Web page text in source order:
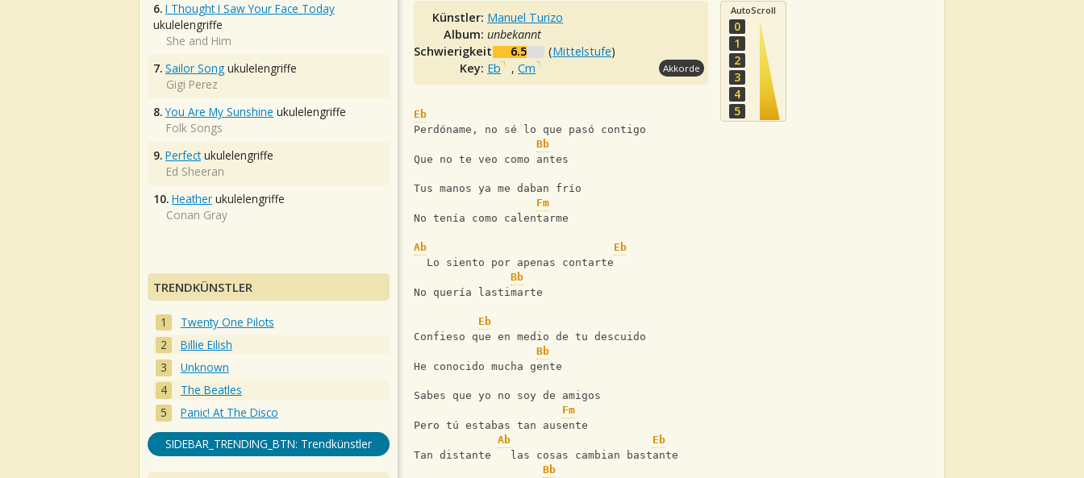
Künstler: Manuel Turizo
Album:unbekannt
Schwierigkeit:
6.5 (Mittelstufe)
Key: Eb ,Cm Akkorde
AutoScroll
0
1
2
3
4
5
Eb
Perdóname, no sé lo que pasó contigo
Bb
Que no te veo como antes
Tus manos ya me daban frío
Fm
No tenía como calentarme
Ab
Eb
  Lo siento por apenas contarte
Bb
No quería lastimarte
Eb
Confieso que en medio de tu descuido
Bb
He conocido mucha gente
Sabes que yo no soy de amigos
Fm
Pero tú estabas tan ausente
Ab
Eb
Tan distante   las cosas cambian bastante
Bb
6. I Thought I Saw Your Face Today
ukulelengriffe
She and Him
7. Sailor Song ukulelengriffe
Gigi Perez
8. You Are My Sunshine ukulelengriffe
Folk Songs
9. Perfectukulelengriffe
Ed Sheeran
10. Heather ukulelengriffe
Conan Gray
TRENDKÜNSTLER
Twenty One Pilots
Billie Eilish
Unknown
The Beatles
Panic! At The Disco
SIDEBAR_TRENDING_BTN: Trendkünstler